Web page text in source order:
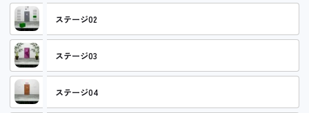
ステージ02
ステージ03
ステージ04